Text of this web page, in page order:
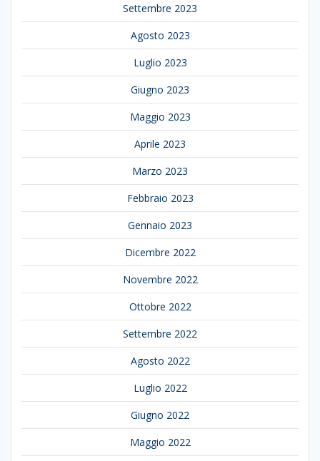
Settembre 2023
Agosto 2023
Luglio 2023
Giugno 2023
Maggio 2023
Aprile 2023
Marzo 2023
Febbraio 2023
Gennaio 2023
Dicembre 2022
Novembre 2022
Ottobre 2022
Settembre 2022
Agosto 2022
Luglio 2022
Giugno 2022
Maggio 2022